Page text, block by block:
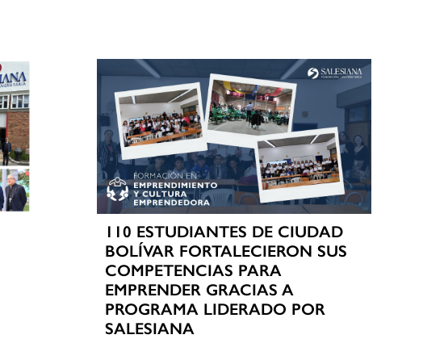
110 ESTUDIANTES DE CIUDAD
BOLÍVAR FORTALECIERON SUS
COMPETENCIAS PARA
EMPRENDER GRACIAS A
PROGRAMA LIDERADO POR
SALESIANA